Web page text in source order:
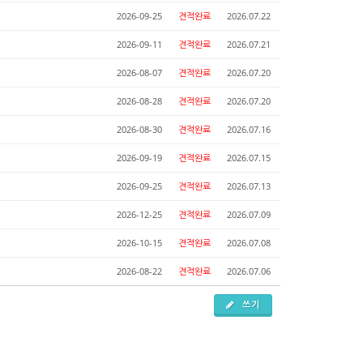
2026-09-25 견적완료 2026.07.22
2026-09-11 견적완료 2026.07.21
2026-08-07 견적완료 2026.07.20
2026-08-28 견적완료 2026.07.20
2026-08-30 견적완료 2026.07.16
2026-09-19 견적완료 2026.07.15
2026-09-25 견적완료 2026.07.13
2026-12-25 견적완료 2026.07.09
2026-10-15 견적완료 2026.07.08
2026-08-22 견적완료 2026.07.06
쓰기